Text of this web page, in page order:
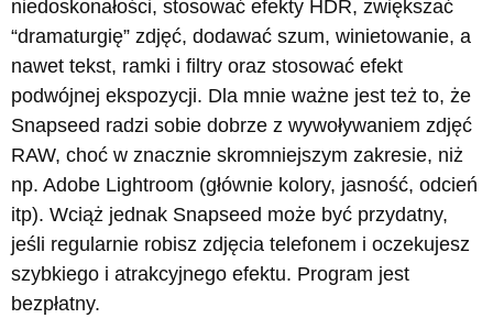
niedoskonałości, stosować efekty HDR, zwiększać
“dramaturgię” zdjęć, dodawać szum, winietowanie, a
nawet tekst, ramki i filtry oraz stosować efekt
podwójnej ekspozycji. Dla mnie ważne jest też to, że
Snapseed radzi sobie dobrze z wywoływaniem zdjęć
RAW, choć w znacznie skromniejszym zakresie, niż
np. Adobe Lightroom (głównie kolory, jasność, odcień
itp). Wciąż jednak Snapseed może być przydatny,
jeśli regularnie robisz zdjęcia telefonem i oczekujesz
szybkiego i atrakcyjnego efektu. Program jest
bezpłatny.